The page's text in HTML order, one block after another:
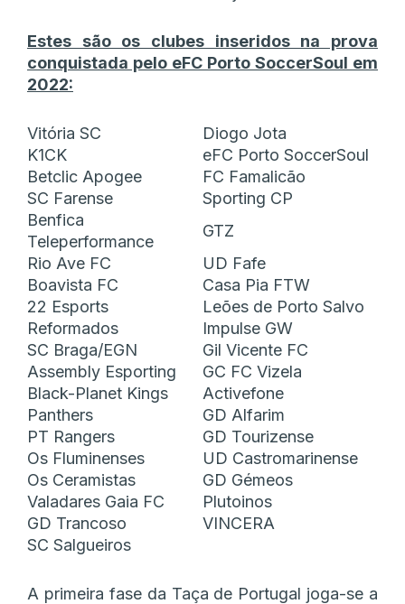
Estes são os clubes inseridos na prova
conquistada pelo eFC Porto SoccerSoul em
2022:
Vitória SC
Diogo Jota
K1CK
eFC Porto SoccerSoul
Betclic Apogee
FC Famalicão
SC Farense
Sporting CP
Benfica
Teleperformance
GTZ
Rio Ave FC
UD Fafe
Boavista FC
Casa Pia FTW
22 Esports
Leões de Porto Salvo
Reformados
Impulse GW
SC Braga/EGN
Gil Vicente FC
Assembly Esporting
GC FC Vizela
Black-Planet Kings
Activefone
Panthers
GD Alfarim
PT Rangers
GD Tourizense
Os Fluminenses
UD Castromarinense
Os Ceramistas
GD Gémeos
Valadares Gaia FC
Plutoinos
GD Trancoso
VINCERA
SC Salgueiros
A primeira fase da Taça de Portugal joga-se a